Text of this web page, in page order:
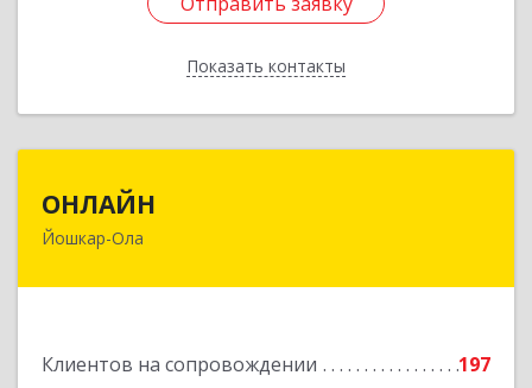
Показать контакты
Назад
ОНЛАЙН
Йошкар-Ола
Клиентов на сопровождении
197
424000, Марий Эл Респ, Йошкар-Ола г,